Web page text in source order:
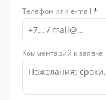
Телефон или e-mail *
Комментарий к заявке